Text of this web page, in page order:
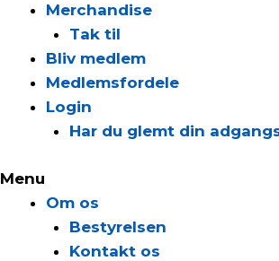
Merchandise
Tak til
Bliv medlem
Medlemsfordele
Login
Har du glemt din
Menu
Om os
Bestyrelsen
Kontakt os